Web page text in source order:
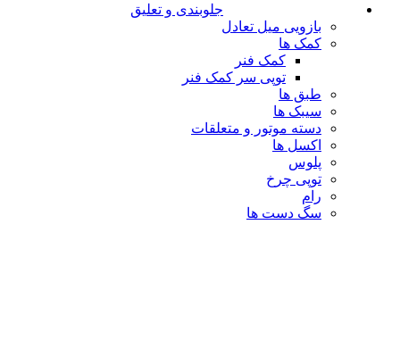
جلوبندی و تعلیق
بازویی میل تعادل
کمک ها
کمک فنر
توپی سر کمک فنر
طبق ها
سیبک ها
دسته موتور و متعلقات
اکسل ها
پلوس
توپی چرخ
رام
سگ دست ها